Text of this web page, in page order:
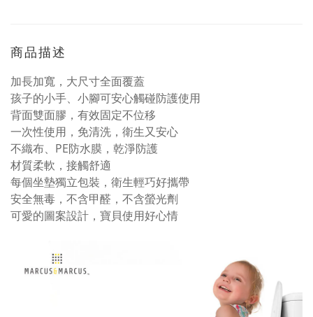
商品描述
加長加寬，大尺寸全面覆蓋
孩子的小手、小腳可安心觸碰防護使用
背面雙面膠，有效固定不位移
一次性使用，免清洗，衛生又安心
不織布、PE防水膜，乾淨防護
材質柔軟，接觸舒適
每個坐墊獨立包裝，衛生輕巧好攜帶
安全無毒，不含甲醛，不含螢光劑
可愛的圖案設計，寶貝使用好心情